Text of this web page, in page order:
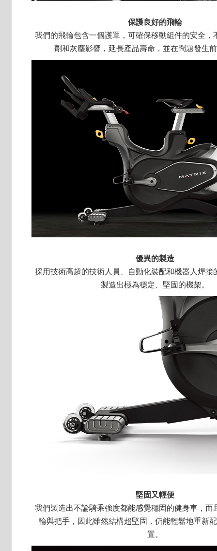
保護良好的飛輪
我們的飛輪包含一個護罩，可確保移動組件的安全，
劑和灰塵影響，延長產品壽命，並在問題發生
優異的製造
採用技術高超的技術人員、自動化裝配和機器人焊接
製造出極為穩定、堅固的機架。
堅固又輕便
我們製造出不論騎乘強度都能感覺穩固的健身車，而
輪與把手，因此雖然結構超堅固，仍能輕鬆地重新
置。